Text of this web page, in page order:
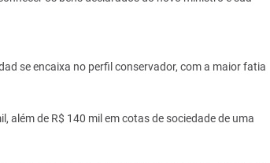
se encaixa no perfil conservador, com a maior fatia
além de R$ 140 mil em cotas de sociedade de uma